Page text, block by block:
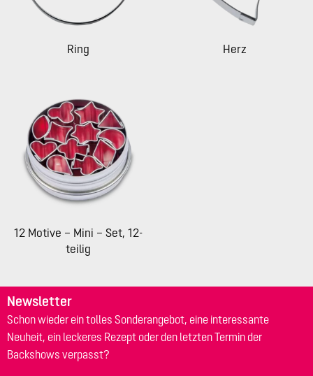
Ring Herz
12 Motive – Mini – Set, 12-
teilig
Newsletter
Schon wieder ein tolles Sonderangebot, eine interessante
Neuheit, ein leckeres Rezept oder den letzten Termin der
Backshows verpasst?